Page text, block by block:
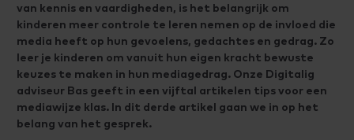
van kennis en vaardigheden, is het belangrijk om
kinderen meer controle te leren nemen op de invloed die
media heeft op hun gevoelens, gedachtes en gedrag. Zo
leer je kinderen om vanuit hun eigen kracht bewuste
keuzes te maken in hun mediagedrag. Onze Digitalig
adviseur Bas geeft in een vijftal artikelen tips voor een
mediawijze klas. In dit derde artikel gaan we in op het
belang van het gesprek.